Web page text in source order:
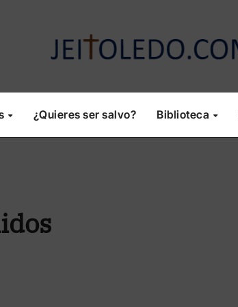
¿Quieres ser salvo? Biblioteca